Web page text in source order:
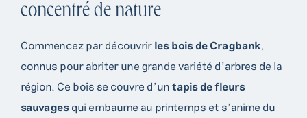
concentré de nature
Commencez par découvrir les bois de Cragbank,
connus pour abriter une grande variété d’arbres de la
région. Ce bois se couvre d’un tapis de fleurs
sauvages qui embaume au printemps et s’anime du